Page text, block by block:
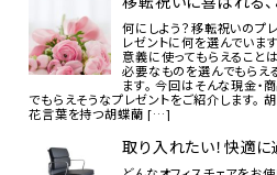
何にしよう？移転祝いのプ
レゼントに何を選んでいま
意義に使ってもらえること
必要なものを選んでもらえ
ます。 今回はそんな現金・
でもらえそうなプレゼントをご紹介します。
花言葉を持つ胡蝶蘭 […]
取り入れたい！快適に